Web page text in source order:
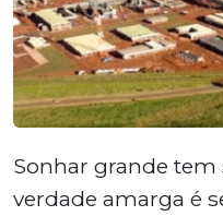
Sonhar grande tem
verdade amarga é